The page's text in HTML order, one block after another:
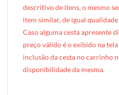
descritivo de itens, o mesmo
item similar, de igual
Caso alguma cesta apresente
preço válido é o exibido na
inclusão da cesta no carrinho
disponibilidade da mesma.